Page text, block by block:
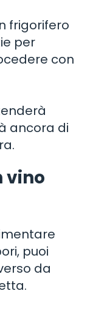
frigorifero
per
con
ancora di
vino
puoi
da